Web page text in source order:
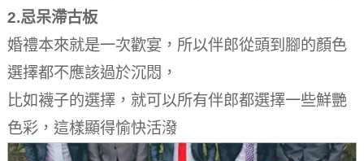
2.忌呆滯古板
婚禮本來就是一次歡宴，所以伴郎從頭到腳的顏色
選擇都不應該過於沉悶，
比如襪子的選擇，就可以所有伴郎都選擇一些鮮艷
色彩，這樣顯得愉快活潑